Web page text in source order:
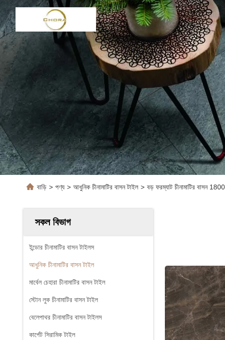
বাড়ি > পণ্য > আধুনিক চীনামাটির বাসন টাইল > বড় ফরম্যাট চীনামাটির বাসন
সকল বিভাগ
ইন্ডোর চীনামাটির বাসন টাইলস
আধুনিক চীনামাটির বাসন টাইল
মার্বেল চেহারা চীনামাটির বাসন টাইল
স্টোন লুক চীনামাটির বাসন টাইল
বেলেপাথর চীনামাটির বাসন টাইলস
কার্পেট সিরামিক টাইল